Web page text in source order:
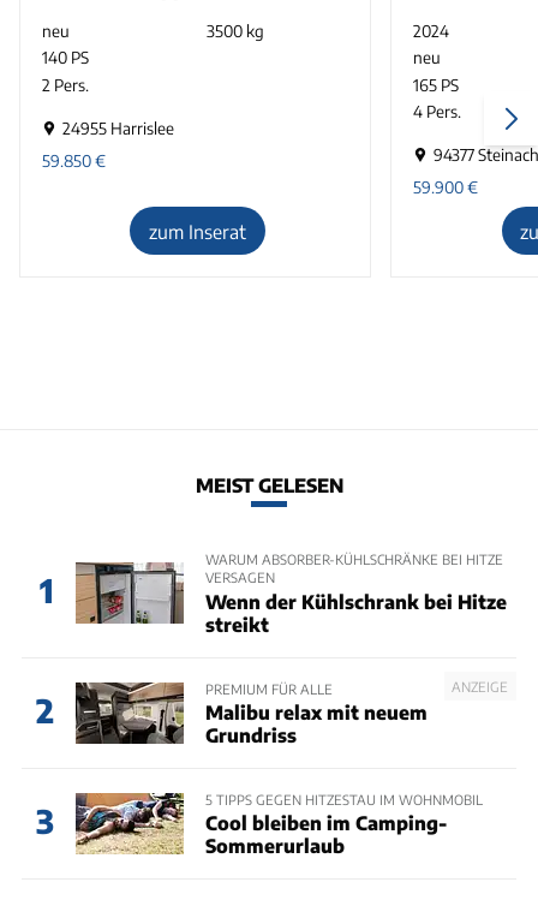
neu
3500 kg
140 PS
2 Pers.
24955 Harrislee
59.850€
zum Inserat
2024
neu
165 PS
4 Pers.
94377 Steinach
59.900€
MEIST GELESEN
1
WARUM ABSORBER-KÜHLSCHRÄNKE BEI HITZE
VERSAGEN
Wenn der Kühlschrank bei Hitze
streikt
2
ANZEIGE
PREMIUM FÜR ALLE
Malibu relax mit neuem
Grundriss
3
5 TIPPS GEGEN HITZESTAU IM WOHNMOBIL
Cool bleiben im Camping-
Sommerurlaub